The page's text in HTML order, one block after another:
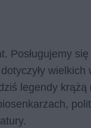
Posługujemy
wielkich
legendy krążą